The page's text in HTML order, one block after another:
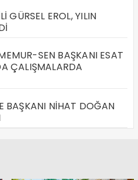
GÜRSEL EROL, YILIN
SEN BAŞKANI ESAT
ÇALIŞMALARDA
BAŞKANI NİHAT DOĞAN